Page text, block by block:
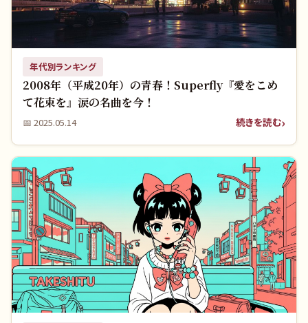
年代別ランキング
2008年（平成20年）の青春！Superfly『愛をこめ
て花束を』涙の名曲を今！
📅 2025.05.14 続きを読む